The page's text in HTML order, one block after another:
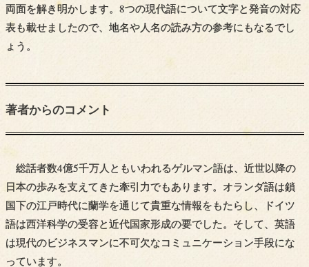
両面を解き明かします。8つの現代語について文字と発音の対応
表も載せましたので、地名や人名の読み方の参考にもなるでし
ょう。
著者からのコメント
総話者数4億5千万人ともいわれるゲルマン語は、近世以降の
日本の歩みを支えてきた牽引力でもあります。オランダ語は鎖
国下の江戸時代に蘭学を通じて貴重な情報をもたらし、ドイツ
語は西洋科学の受容と近代国家形成の要でした。そして、英語
は現代のビジネスマンに不可欠なコミュニケーション手段にな
っています。